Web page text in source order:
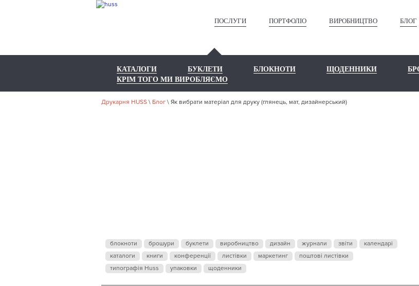
ПОСЛУГИ ПОРТФОЛІО ВИРОБНИЦТВО БЛОГ
КАТАЛОГИ БУКЛЕТИ БЛОКНОТИ ЩОДЕННИКИ
КРІМ ТОГО МИ ВИРОБЛЯЄМО
Друкарня HUSS \ Блог \ Як вибрати матеріал для друку (глянець, мат, дизайнерський)
блокноти брошури буклети виробництво дизайн журнали звіти
календарі
каталоги
книги конференції листівки маркетинг
поштові листівки
типографія Huss
упаковки щоденники